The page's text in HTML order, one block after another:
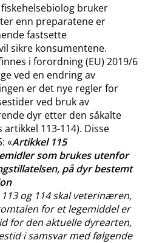
bruker
enn preparatene er
fastsette
sikre konsumentene.
i forordning (EU) 2019/6
ved en endring av
er det nye regler for
ved bruk av
dyr etter den såkalte
113-114). Disse
«Artikkel 115
som brukes utenfor
på dyr bestemt
og 114 skal veterinæren,
for et legemiddel er
for den aktuelle dyrearten,
i samsvar med følgende